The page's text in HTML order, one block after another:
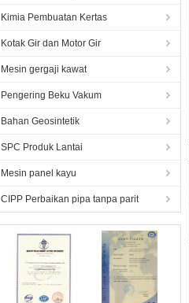
Kimia Pembuatan Kertas
Kotak Gir dan Motor Gir
Mesin gergaji kawat
Pengering Beku Vakum
Bahan Geosintetik
SPC Produk Lantai
Mesin panel kayu
CIPP Perbaikan pipa tanpa parit